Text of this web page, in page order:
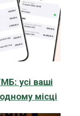
усі ваші
місці